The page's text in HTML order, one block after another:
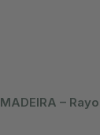
MADEIRA –